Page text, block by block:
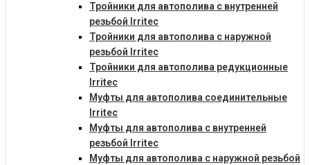
Тройники для автополива с внутренней
резьбой Irritec
Тройники для автополива с наружной
резьбой Irritec
Тройники для автополива редукционные
Irritec
Муфты для автополива соединительные
Irritec
Муфты для автополива с внутренней
резьбой Irritec
Муфты для автополива с наружной резьбой